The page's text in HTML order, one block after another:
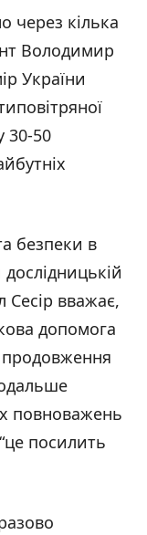
через кілька
Володимир
України
30-50
безпеки в
Сесір вважає,
допомога
продовження
повноважень
посилить